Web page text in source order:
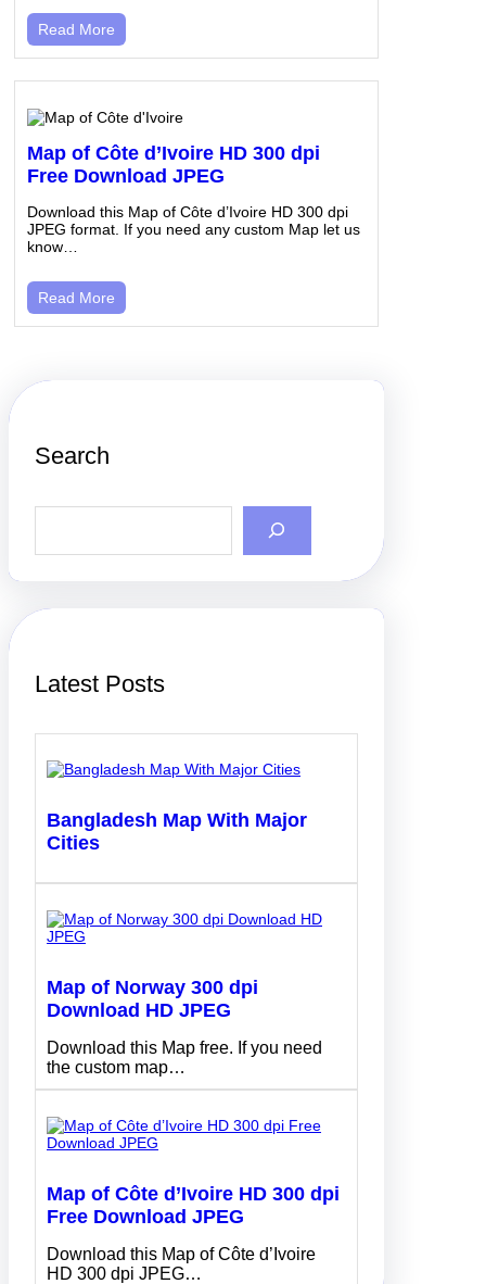
Read More
Map of Côte d’Ivoire HD 300 dpi
Free Download JPEG
Download this Map of Côte d’Ivoire HD 300 dpi
JPEG format. If you need any custom Map let us
know…
Read More
Search
S
Latest Posts
Bangladesh Map With Major
Cities
Map of Norway 300 dpi
Download HD JPEG
Download this Map free. If you need
the custom map…
Map of Côte d’Ivoire HD 300 dpi
Free Download JPEG
Download this Map of Côte d’Ivoire
HD 300 dpi JPEG…